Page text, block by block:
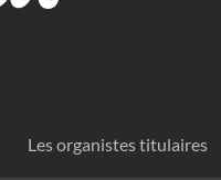
Les organistes titulaires